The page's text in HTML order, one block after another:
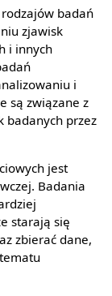
badań
zjawisk
i innych
i
są związane z
badanych przez
jest
Badania
starają się
zbierać dane,